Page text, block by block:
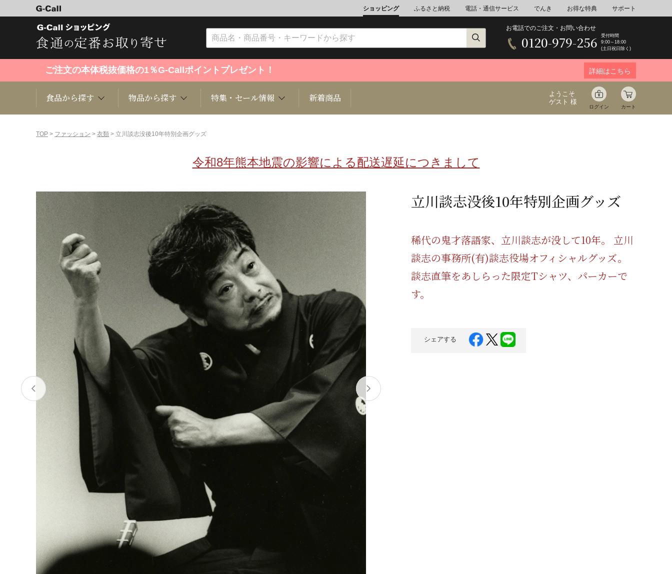
ショッピング ふるさと納税 電話・通信サービス でんき お得な特典 サポート
お電話でのご注文・お問い合わせ
0120-979-256
受付時間
9:00～18:00
(土日祝日除く)
ご注文の本体税抜価格の1％G-Callポイントプレゼント！ 詳細はこちら
食品から探す
お米 魚介類 肉類
洋菓子 和菓子 総菜 麺類/つゆ ミネラルウォーター
珈琲/茶/ドリンク
鍋 旬の食材 ギフト 豊洲お取り寄せ 健康/美容
産地検索
物品から探す
芸能・文化 ジュエリー インテリア
キッチン用品 ファッション 定期購読雑誌 書籍 音楽
キッズベビー
健康/美容 ペット関連
特集・セール情報 新着商品
ようこそ
ゲスト 様
ログイン カート
TOP > ファッション > 衣類 > 立川談志没後10年特別企画グッズ
令和8年熊本地震の影響による配送遅延につきまして
立川談志没後10年特別企画グッズ
稀代の鬼才落語家、立川談志が没して10年。 立川
談志の事務所(有)談志役場オフィシャルグッズ。
談志直筆をあしらった限定Tシャツ、パーカーで
す。
シェアする